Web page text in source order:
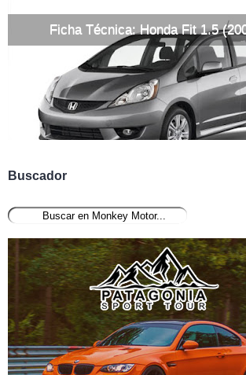
Ficha Técnica: Honda Fit 1.5
Buscador